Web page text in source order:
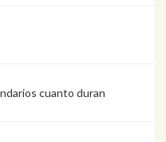
cuanto duran